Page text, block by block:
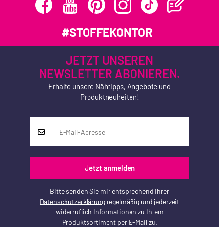
#STOFFEKONTOR
JETZT UNSEREN
NEWSLETTER ABONIEREN.
Erhalte unsere Nähtipps, Angebote und
Produktneuheiten!
Jetzt anmelden
Bitte senden Sie mir entsprechend Ihrer
Datenschutzerklärung regelmäßig und jederzeit
widerruflich Informationen zu Ihrem
Produktsortiment per E-Mail zu.